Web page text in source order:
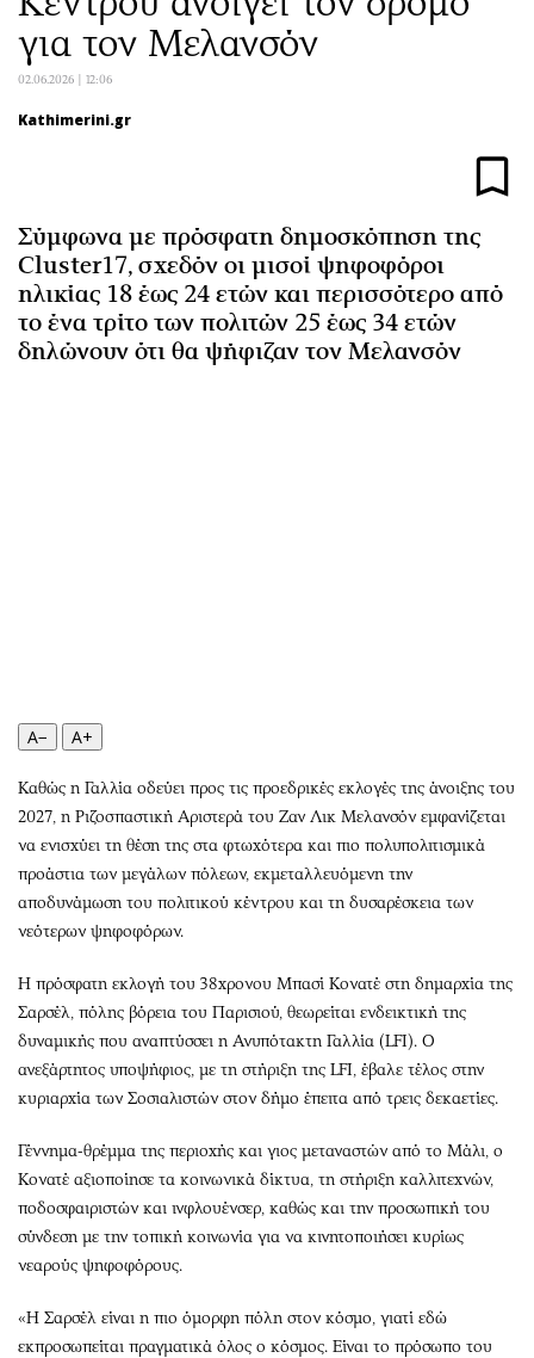
Αθλητισμός
Κύπρος
Ελλάδα
Διεθνή
Οικονομία
Real Estate
Επιχειρήσεις
Αγορές
Θέατρο-Χορός
Μουσική
Εικαστικά
Βιβλίο
Χειρόγραφα
Geek
Νέα
Πολιτική
Οικονομία
Γενικά
Αναδρομές
Uncut
Προσφορές
Προσωπικότητες στην ''Κ''
Επιστολές
για τον Μελανσόν
02.06.2026 | 12:06
Kathimerini.gr
Σύμφωνα με πρόσφατη δημοσκόπηση της
Cluster17, σχεδόν οι μισοί ψηφοφόροι
ηλικίας 18 έως 24 ετών και περισσότερο από
το ένα τρίτο των πολιτών 25 έως 34 ετών
δηλώνουν ότι θα ψήφιζαν τον Μελανσόν
A− A+
Καθώς η Γαλλία οδεύει προς τις προεδρικές εκλογές της άνοιξης του
2027, η Ριζοσπαστική Αριστερά του Ζαν Λικ Μελανσόν εμφανίζεται
να ενισχύει τη θέση της στα φτωχότερα και πιο πολυπολιτισμικά
προάστια των μεγάλων πόλεων, εκμεταλλευόμενη την
αποδυνάμωση του πολιτικού κέντρου και τη δυσαρέσκεια των
νεότερων ψηφοφόρων.
Η πρόσφατη εκλογή του 38χρονου Μπασί Κονατέ στη δημαρχία της
Σαρσέλ, πόλης βόρεια του Παρισιού, θεωρείται ενδεικτική της
δυναμικής που αναπτύσσει η Ανυπότακτη Γαλλία (LFI). Ο
ανεξάρτητος υποψήφιος, με τη στήριξη της LFI, έβαλε τέλος στην
κυριαρχία των Σοσιαλιστών στον δήμο έπειτα από τρεις δεκαετίες.
Γέννημα-θρέμμα της περιοχής και γιος μεταναστών από το Μάλι, ο
Κονατέ αξιοποίησε τα κοινωνικά δίκτυα, τη στήριξη καλλιτεχνών,
ποδοσφαιριστών και ινφλουένσερ, καθώς και την προσωπική του
σύνδεση με την τοπική κοινωνία για να κινητοποιήσει κυρίως
νεαρούς ψηφοφόρους.
«Η Σαρσέλ είναι η πιο όμορφη πόλη στον κόσμο, γιατί εδώ
εκπροσωπείται πραγματικά όλος ο κόσμος. Είναι το πρόσωπο του